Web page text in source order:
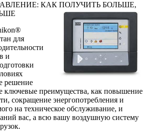
КАК ПОЛУЧИТЬ БОЛЬШЕ,
для
и
решение
ключевые преимущества, как повышение
сокращение энергопотребления и
на техническое обслуживание, и
вас, а всю вашу воздушную систему